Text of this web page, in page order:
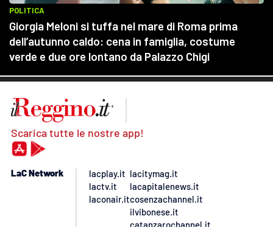
Scarica tutte le nostre app!
LaC Network
lacplay.it
lactv.it
laconair.it
lacitymag.it
lacapitalenews.it
cosenzachannel.it
ilvibonese.it
catanzarochannel.it